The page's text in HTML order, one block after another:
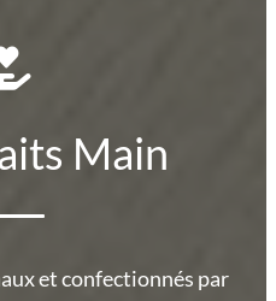
Main
et confectionnés par